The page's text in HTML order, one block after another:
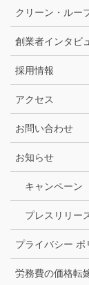
クリーン・ルー
創業者インタビ
採用情報
アクセス
お問い合わせ
お知らせ
キャンペーン
プレスリリー
プライバシー ポ
労務費の価格転